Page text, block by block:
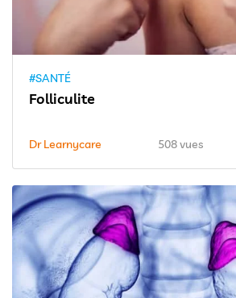
#SANTÉ
Folliculite
Dr Learnycare 508 vues